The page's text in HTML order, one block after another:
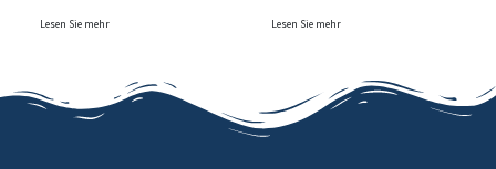
Lesen Sie mehr Lesen Sie mehr